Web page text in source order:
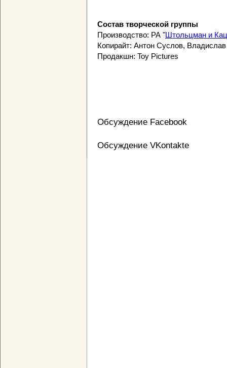
Состав творческой группы
Производство: РА "Штольцман и Кац
Копирайт: Антон Суслов,
Продакшн: Toy Pictures
Обсуждение Facebook
Обсуждение VKontakte